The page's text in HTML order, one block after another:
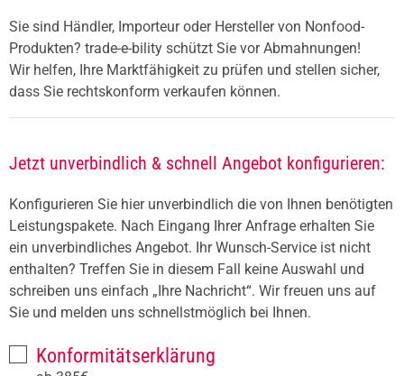
Sie sind Händler, Importeur oder Hersteller von Nonfood-
Produkten? trade-e-bility schützt Sie vor Abmahnungen!
Wir helfen, Ihre Marktfähigkeit zu prüfen und stellen sicher,
dass Sie rechtskonform verkaufen können.
Jetzt unverbindlich & schnell Angebot konfigurieren:
Konfigurieren Sie hier unverbindlich die von Ihnen benötigten
Leistungspakete. Nach Eingang Ihrer Anfrage erhalten Sie
ein unverbindliches Angebot. Ihr Wunsch-Service ist nicht
enthalten? Treffen Sie in diesem Fall keine Auswahl und
schreiben uns einfach „Ihre Nachricht“. Wir freuen uns auf
Sie und melden uns schnellstmöglich bei Ihnen.
Konformitätserklärung